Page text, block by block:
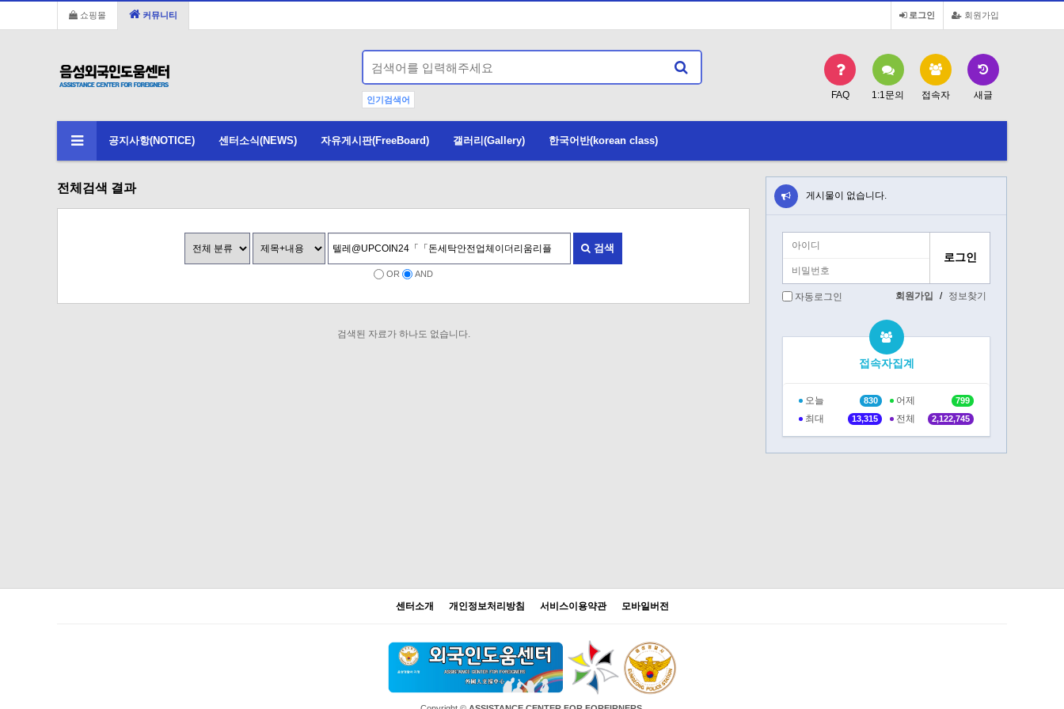
회원가입
로그인
쇼핑몰 커뮤니티
인기검색어 FAQ 1:1문의 접속자 새글
공지사항(NOTICE) 센터소식(NEWS) 자유게시판(FreeBoard) 갤러리(Gallery) 한국어반(korean class)
전체검색 결과
검색
OR AND
검색된 자료가 하나도 없습니다.
게시물이 없습니다.
자동로그인 회원가입 / 정보찾기
접속자집계
오늘 830 어제 799
최대 13,315 전체 2,122,745
센터소개 개인정보처리방침 서비스이용약관 모바일버전